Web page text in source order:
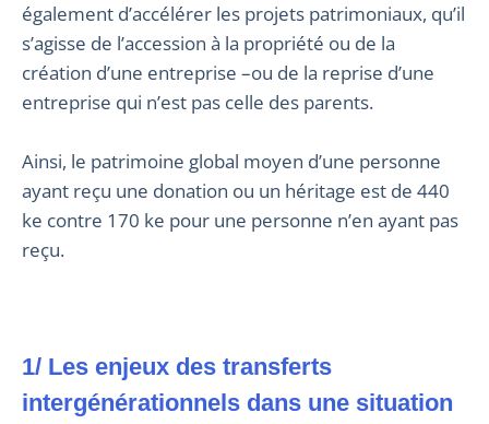
également d’accélérer les projets patrimoniaux, qu’il
s’agisse de l’accession à la propriété ou de la
création d’une entreprise –ou de la reprise d’une
entreprise qui n’est pas celle des parents.
Ainsi, le patrimoine global moyen d’une personne
ayant reçu une donation ou un héritage est de 440
ke contre 170 ke pour une personne n’en ayant pas
reçu.
1/ Les enjeux des transferts
intergénérationnels dans une situation